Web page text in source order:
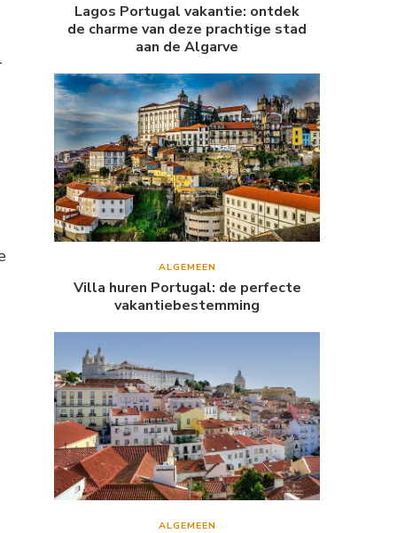
Lagos Portugal vakantie: ontdek
de charme van deze prachtige stad
aan de Algarve
ALGEMEEN
Villa huren Portugal: de perfecte
vakantiebestemming
ALGEMEEN